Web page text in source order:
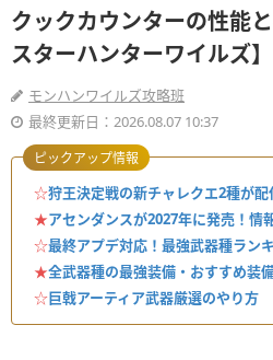
クックカウンターの性能
スターハンターワイルズ】
モンハンワイルズ攻略班
最終更新日：2026.08.07 10:37
☆狩王決定戦の新チャレクエ2種が配
★アセンダンスが2027年に発売！情
☆最終アプデ対応！最強武器種ラン
★全武器種の最強装備・おすすめ装
☆巨戟アーティア武器厳選のやり方
ピックアップ情報